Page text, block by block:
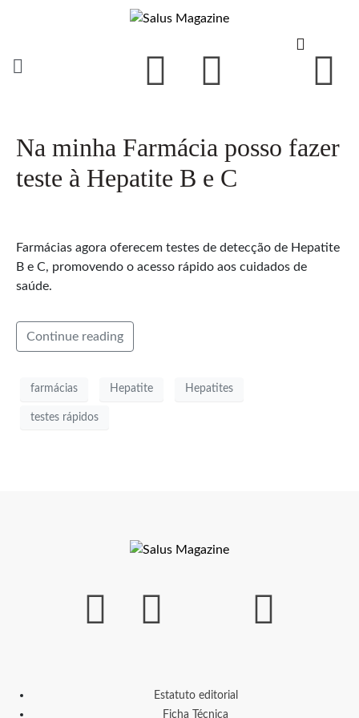
Na minha Farmácia posso fazer
teste à Hepatite B e C
Farmácias agora oferecem testes de detecção de Hepatite
B e C, promovendo o acesso rápido aos cuidados de
saúde.
Continue reading
farmácias Hepatite Hepatites
testes rápidos
Estatuto editorial
Ficha Técnica